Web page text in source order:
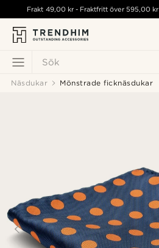
Sök
Frakt 49,00 kr- Fraktfritt över595,00 kr
Näsdukar Mönstrade ficknäsdukar